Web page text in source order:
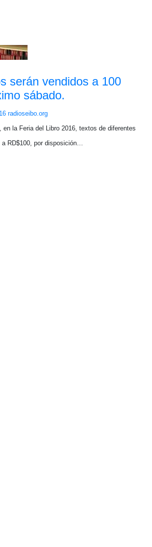
serán vendidos a 100
sábado.
radioseibo.org
en la Feria del Libro 2016, textos de diferentes
a RD$100, por disposición…